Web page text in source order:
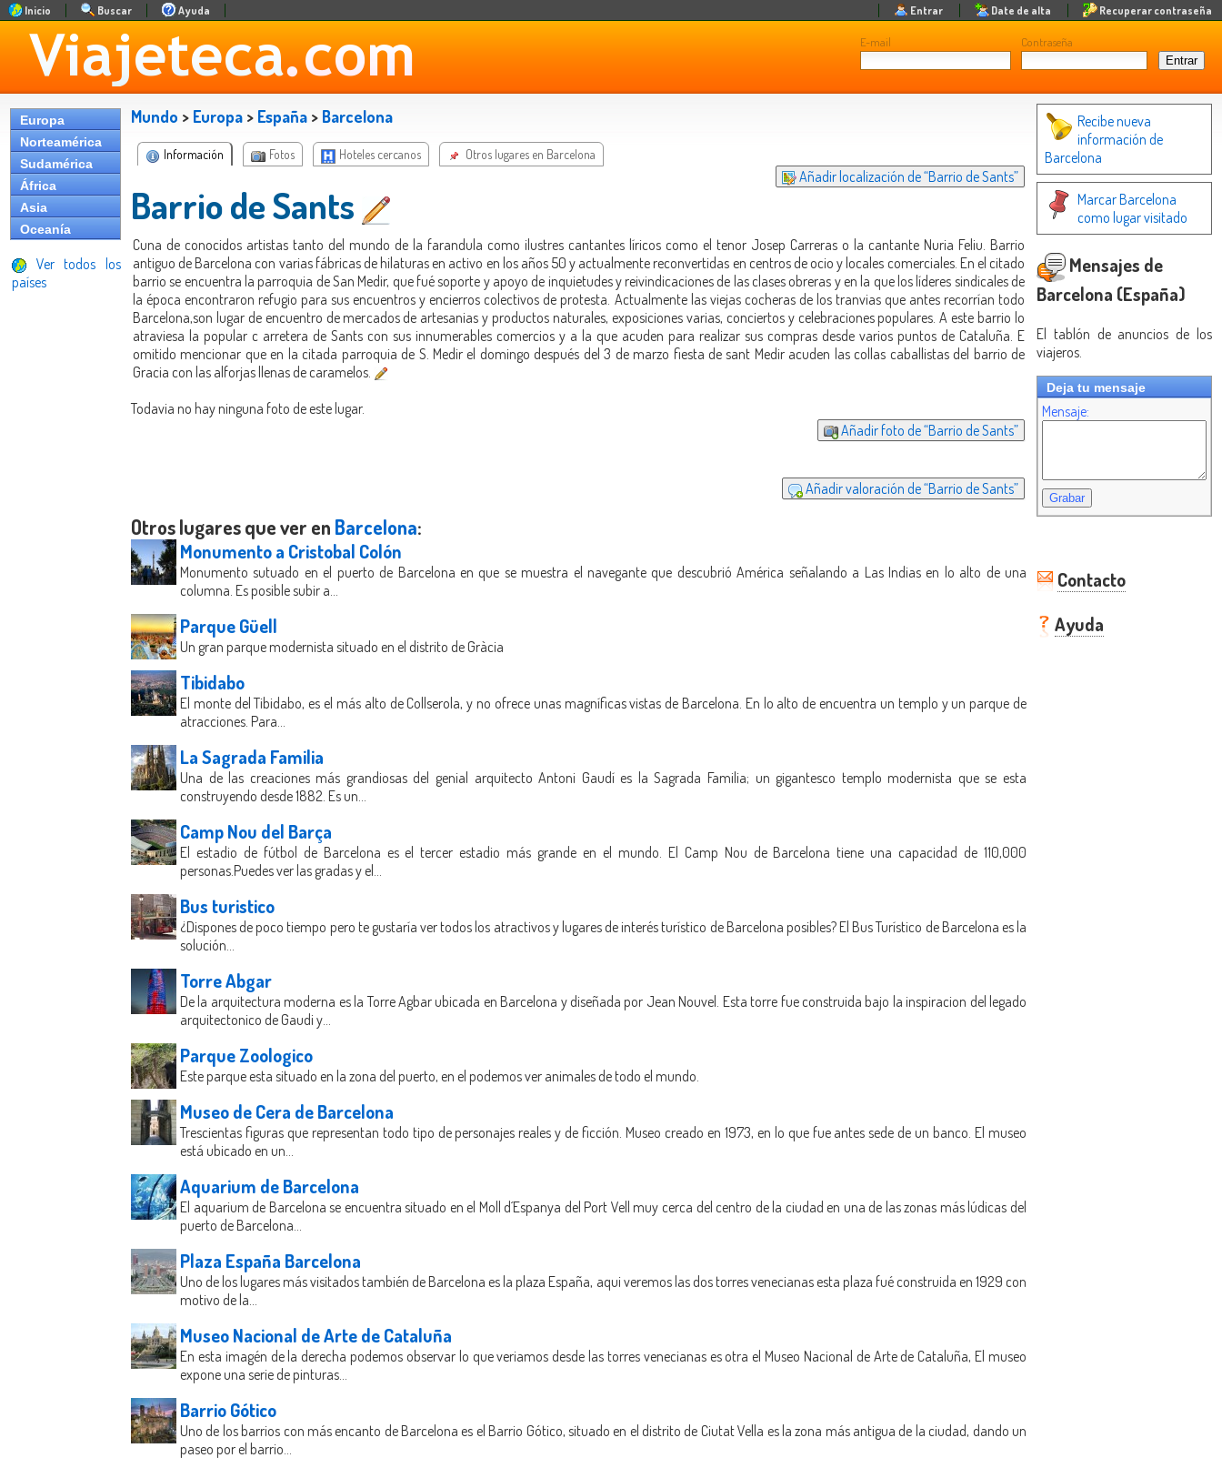
E-mail Contraseña
Inicio Buscar Ayuda Entrar Date de alta Recuperar contraseña
Europa
Norteamérica
Sudamérica
África
Asia
Oceanía
Ver todos los
países
Mundo > Europa > España > Barcelona
Información Fotos Hoteles cercanos Otros lugares en Barcelona
Añadir localización de “Barrio de Sants”
Barrio de Sants
Cuna de conocidos artistas tanto del mundo de la farandula como ilustres cantantes líricos como el tenor Josep Carreras o la cantante Nuria Feliu. Barrio
antiguo de Barcelona con varias fábricas de hilaturas en activo en los años 50 y actualmente reconvertidas en centros de ocio y locales comerciales. En el citado
barrio se encuentra la parroquia de San Medir, que fué soporte y apoyo de inquietudes y reivindicaciones de las clases obreras y en la que los líderes sindicales de
la época encontraron refugio para sus encuentros y encierros colectivos de protesta. Actualmente las viejas cocheras de los tranvias que antes recorrían todo
Barcelona,son lugar de encuentro de mercados de artesanias y productos naturales, exposiciones varias, conciertos y celebraciones populares. A este barrio lo
atraviesa la popular c arretera de Sants con sus innumerables comercios y a la que acuden para realizar sus compras desde varios puntos de Cataluña. E
omitido mencionar que en la citada parroquia de S. Medir el domingo después del 3 de marzo fiesta de sant Medir acuden las collas caballistas del barrio de
Gracia con las alforjas llenas de caramelos.
Todavia no hay ninguna foto de este lugar.
Añadir foto de “Barrio de Sants”
Añadir valoración de “Barrio de Sants”
Otros lugares que ver en Barcelona:
Monumento a Cristobal Colón
Monumento sutuado en el puerto de Barcelona en que se muestra el navegante que descubrió América señalando a Las Indias en lo alto de una
columna. Es posible subir a...
Parque Güell
Un gran parque modernista situado en el distrito de Gràcia
Tibidabo
El monte del Tibidabo, es el más alto de Collserola, y no ofrece unas magníficas vistas de Barcelona. En lo alto de encuentra un templo y un parque de
atracciones. Para...
La Sagrada Familia
Una de las creaciones más grandiosas del genial arquitecto Antoni Gaudí es la Sagrada Familia; un gigantesco templo modernista que se esta
construyendo desde 1882. Es un...
Camp Nou del Barça
El estadio de fútbol de Barcelona es el tercer estadio más grande en el mundo. El Camp Nou de Barcelona tiene una capacidad de 110,000
personas.Puedes ver las gradas y el...
Bus turistico
¿Dispones de poco tiempo pero te gustaría ver todos los atractivos y lugares de interés turístico de Barcelona posibles? El Bus Turístico de Barcelona es la
solución...
Torre Abgar
De la arquitectura moderna es la Torre Agbar ubicada en Barcelona y diseñada por Jean Nouvel. Esta torre fue construida bajo la inspiracion del legado
arquitectonico de Gaudi y...
Parque Zoologico
Este parque esta situado en la zona del puerto, en el podemos ver animales de todo el mundo.
Museo de Cera de Barcelona
Trescientas figuras que representan todo tipo de personajes reales y de ficción. Museo creado en 1973, en lo que fue antes sede de un banco. El museo
está ubicado en un...
Aquarium de Barcelona
El aquarium de Barcelona se encuentra situado en el Moll d´Espanya del Port Vell muy cerca del centro de la ciudad en una de las zonas más lúdicas del
puerto de Barcelona...
Plaza España Barcelona
Uno de los lugares más visitados también de Barcelona es la plaza España, aqui veremos las dos torres venecianas esta plaza fué construida en 1929 con
motivo de la...
Museo Nacional de Arte de Cataluña
En esta imagén de la derecha podemos observar lo que veriamos desde las torres venecianas es otra el Museo Nacional de Arte de Cataluña, El museo
expone una serie de pinturas...
Barrio Gótico
Uno de los barrios con más encanto de Barcelona es el Barrio Gótico, situado en el distrito de Ciutat Vella es la zona más antigua de la ciudad, dando un
paseo por el barrio...
Recibe nueva
información de
Barcelona
Marcar Barcelona
como lugar visitado
Mensajes de
Barcelona (España)
El tablón de anuncios de los
viajeros.
Deja tu mensaje
Mensaje:
Contacto
Ayuda